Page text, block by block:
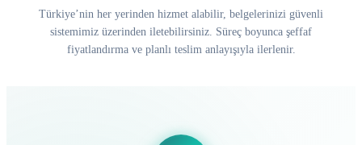
Türkiye’nin her yerinden hizmet alabilir, belgelerinizi güvenli
sistemimiz üzerinden iletebilirsiniz. Süreç boyunca şeffaf
fiyatlandırma ve planlı teslim anlayışıyla ilerlenir.